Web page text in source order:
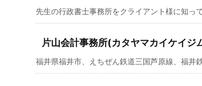
先生の行政書士事務所をクライアント様に知っ
片山会計事務所(カタヤマカイケイジ
福井県福井市、えちぜん鉄道三国芦原線、福井